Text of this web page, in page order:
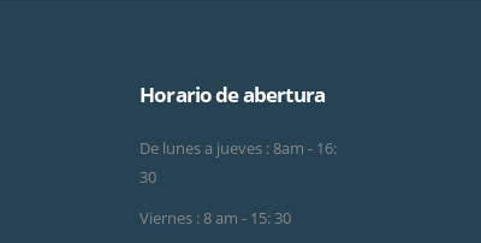
Horario de abertura
De lunes a jueves : 8am - 16:
30
Viernes : 8 am - 15: 30